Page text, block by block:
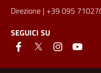
Direzione | +39 095
SEGUICI SU